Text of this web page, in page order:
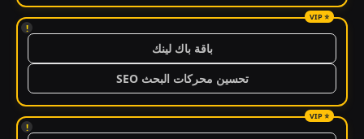
!
باقة باك لينك
تحسين محركات البحث SEO
!